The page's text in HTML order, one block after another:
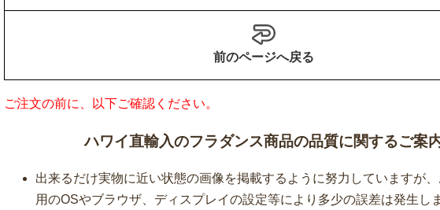
前のページへ戻る
ご注文の前に、以下ご確認ください。
ハワイ直輸入のフラダンス商品の品質に関するご案
出来るだけ実物に近い状態の画像を掲載するように努力していますが
用のOSやブラウザ、ディスプレイの設定等により多少の誤差は発生し